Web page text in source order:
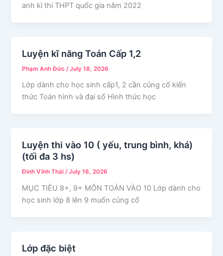
anh kì thi THPT quốc gia năm 2022
Luyện kĩ năng Toán Cấp 1,2
Phạm Anh Đức /July 18, 2026
Lớp dành cho học sinh cấp1, 2 cần củng cố kiến
thức Toán hình và đại số Hình thức học
Luyện thi vào 10 ( yếu, trung bình, khá)
(tối đa 3 hs)
Đinh Vĩnh Thái/July 16, 2026
MỤC TIÊU 8+, 9+ MÔN TOÁN VÀO 10 Lớp dành cho
học sinh lớp 8 lên 9 muốn củng cố
Lớp đặc biệt